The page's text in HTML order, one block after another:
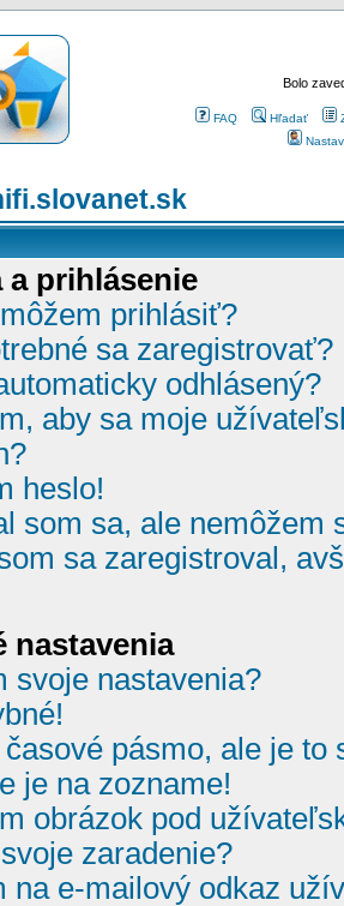
Bolo
FAQ Hľadať
a prihlásenie
prihlásiť?
sa zaregistrovať?
odhlásený?
aby sa moje
heslo!
som sa, ale nemôžem
sa zaregistroval,
nastavenia
svoje nastavenia?
pásmo, ale je to
je na zozname!
obrázok pod
zaradenie?
na e-mailový odkaz